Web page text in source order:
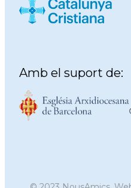
Amb el suport de: